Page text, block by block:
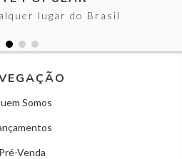
lugar do Brasil
Somos
Pré-Venda